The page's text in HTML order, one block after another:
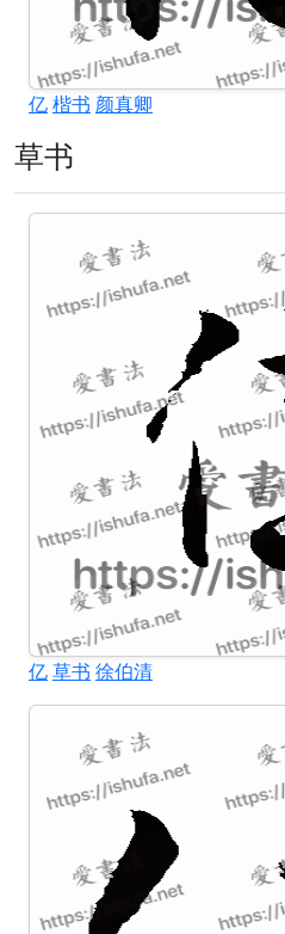
亿楷书 颜真卿
草书
亿草书 徐伯清